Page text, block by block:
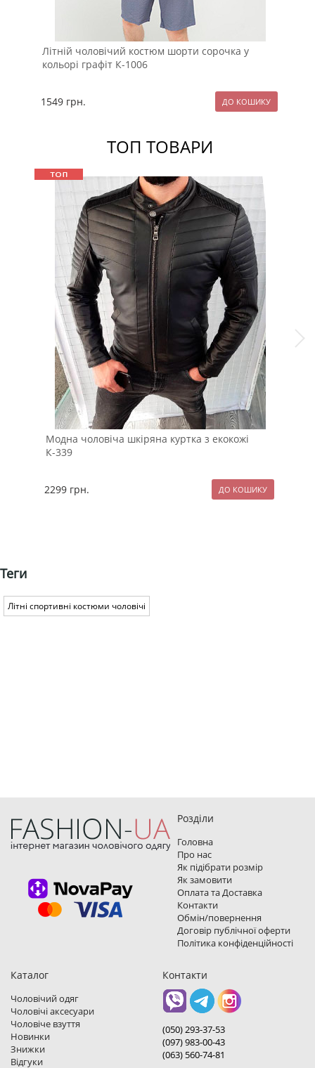
Літній чоловічий костюм шорти сорочка у
кольорі графіт К-1006
1549 грн.
ТОП ТОВАРИ
Модна чоловіча шкіряна куртка з екокожі
К-339
2299 грн.
Теги
Літні спортивні костюми чоловічі
Розділи
Головна
Про нас
Як підібрати розмір
Як замовити
Оплата та Доставка
Контакти
Обмін/повернення
Договір публічної оферти
Політика конфіденційності
Каталог
Чоловічий одяг
Чоловічі аксесуари
Чоловіче взуття
Новинки
Знижки
Відгуки
Контакти
(050) 293-37-53
(097) 983-00-43
(063) 560-74-81